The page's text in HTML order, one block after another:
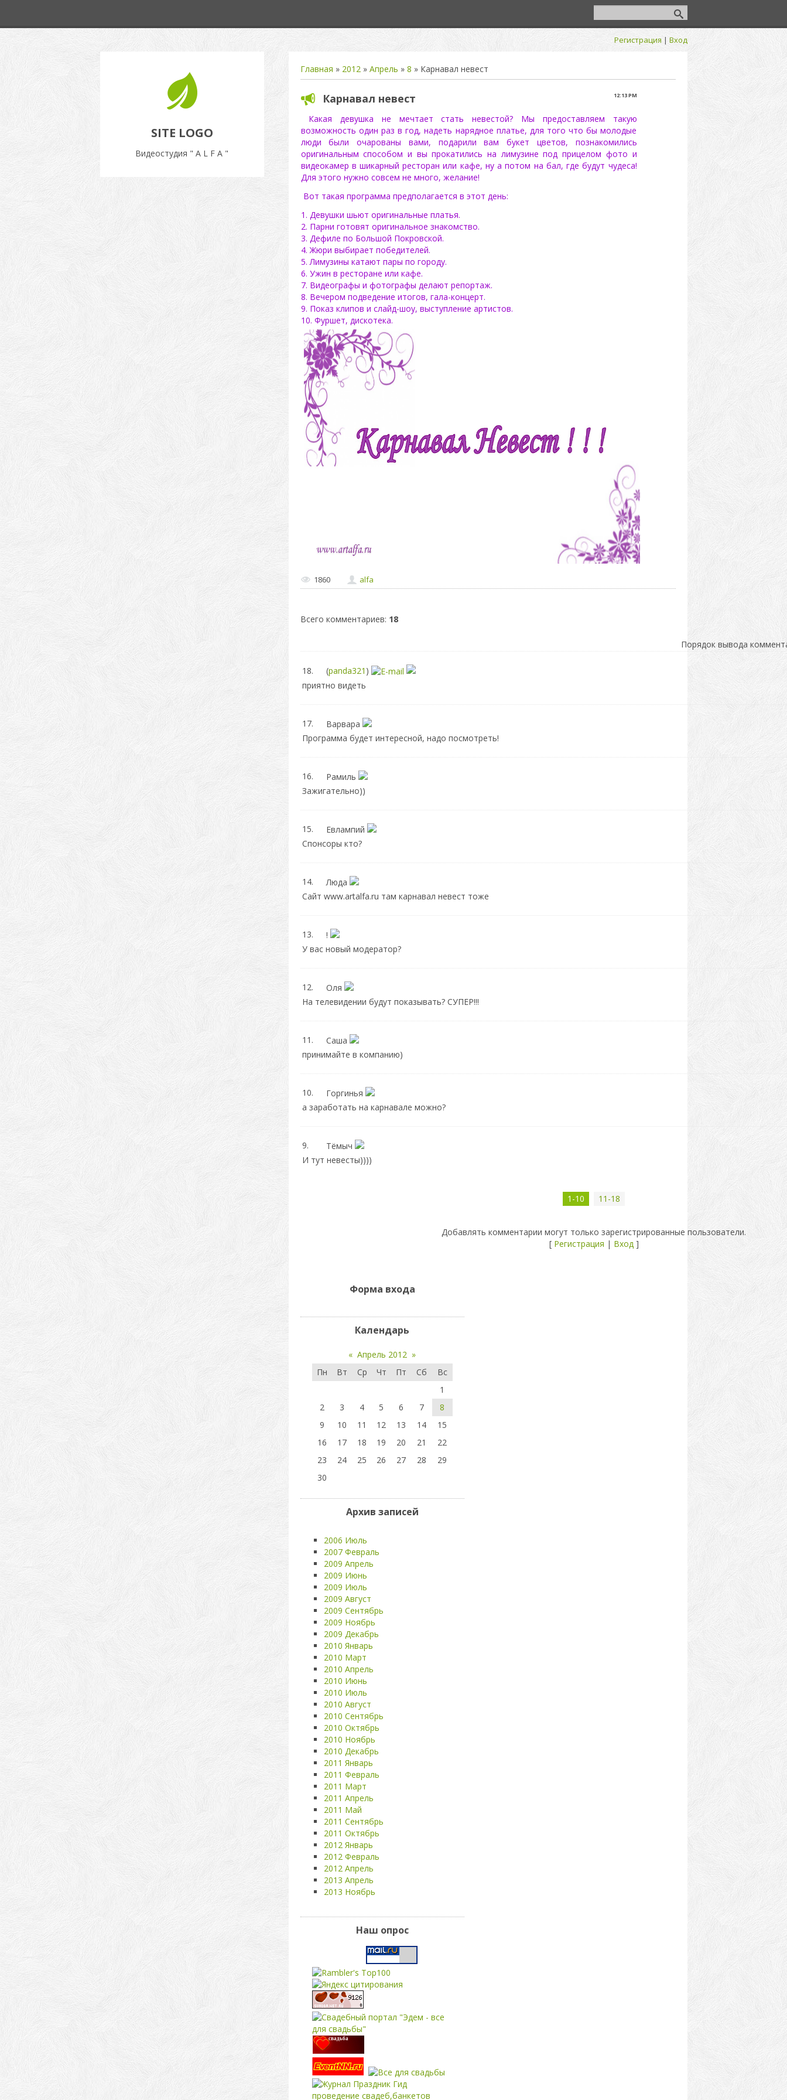
Регистрация | Вход
SITE LOGO
Видеостудия " A L F A "
Главная » 2012 » Апрель » 8 » Карнавал невест
12:13 PM
Карнавал невест
Какая девушка не мечтает стать невестой? Мы предоставляем такую
возможность один раз в год, надеть нарядное платье, для того что бы молодые
люди были очарованы вами, подарили вам букет цветов, познакомились
оригинальным способом и вы прокатились на лимузине под прицелом фото и
видеокамер в шикарный ресторан или кафе, ну а потом на бал, где будут чудеса!
Для этого нужно совсем не много, желание!
Вот такая программа предполагается в этот день:
1. Девушки шьют оригинальные платья.
2. Парни готовят оригинальное знакомство.
3. Дефиле по Большой Покровской.
4. Жюри выбирает победителей.
5. Лимузины катают пары по городу.
6. Ужин в ресторане или кафе.
7. Видеографы и фотографы делают репортаж.
8. Вечером подведение итогов, гала-концерт.
9. Показ клипов и слайд-шоу, выступление артистов.
10. Фуршет, дискотека.
1860 alfa
Всего комментариев: 18
Порядок вывода
18. (panda321 )
приятно видеть
17.
Варвара
Программа будет интересной, надо посмотреть!
16.
Рамиль
Зажигательно))
15.
Евлампий
Спонсоры кто?
14.
Люда
Сайт www.artalfa.ru там карнавал невест тоже
13.
!
У вас новый модератор?
12.
Оля
На телевидении будут показывать? СУПЕР!!!
11.
Саша
принимайте в компанию)
10.
Горгинья
а заработать на карнавале можно?
9.
Тёмыч
И тут невесты))))
1-10 11-18
Добавлять комментарии могут только зарегистрированные пользователи.
[ Регистрация | Вход]
Форма входа
Календарь
« Апрель 2012 »
Пн
Вт Ср Чт Пт Сб
Вс
1
2
3 4 5 6 7
8
9
10 11 12 13 14
15
16
17 18 19 20 21
22
23
24 25 26 27 28
29
30
Архив записей
2006 Июль
2007 Февраль
2009 Апрель
2009 Июнь
2009 Июль
2009 Август
2009 Сентябрь
2009 Ноябрь
2009 Декабрь
2010 Январь
2010 Март
2010 Апрель
2010 Июнь
2010 Июль
2010 Август
2010 Сентябрь
2010 Октябрь
2010 Ноябрь
2010 Декабрь
2011 Январь
2011 Февраль
2011 Март
2011 Апрель
2011 Май
2011 Сентябрь
2011 Октябрь
2012 Январь
2012 Февраль
2012 Апрель
2013 Апрель
2013 Ноябрь
Наш опрос
свадьба
проведение свадеб,банкетов